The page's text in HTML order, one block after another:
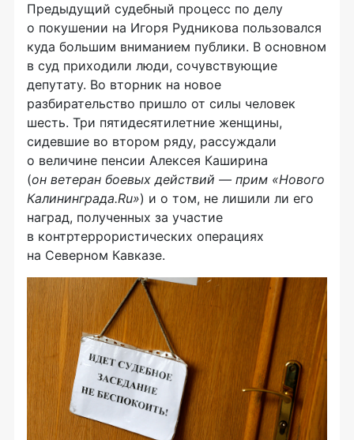
Предыдущий судебный процесс по делу
о покушении на Игоря Рудникова пользовался
куда большим вниманием публики. В основном
в суд приходили люди, сочувствующие
депутату. Во вторник на новое
разбирательство пришло от силы человек
шесть. Три пятидесятилетние женщины,
сидевшие во втором ряду, рассуждали
о величине пенсии Алексея Каширина
(он ветеран боевых действий — прим «Нового
Калининграда.Ru») и о том, не лишили ли его
наград, полученных за участие
в контртеррористических операциях
на Северном Кавказе.